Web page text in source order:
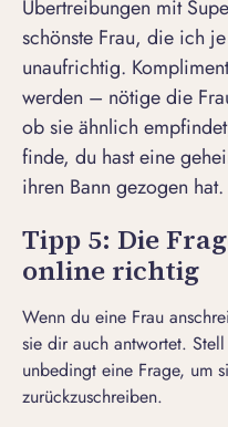
Übertreibungen mit
schönste Frau, die ich
unaufrichtig.
werden – nötige die
ob sie ähnlich
finde, du hast eine
ihren Bann gezogen
Tipp 5: Die
online richtig
Wenn du eine Frau
sie dir auch antwortet.
unbedingt eine Frage, um
zurückzuschreiben.